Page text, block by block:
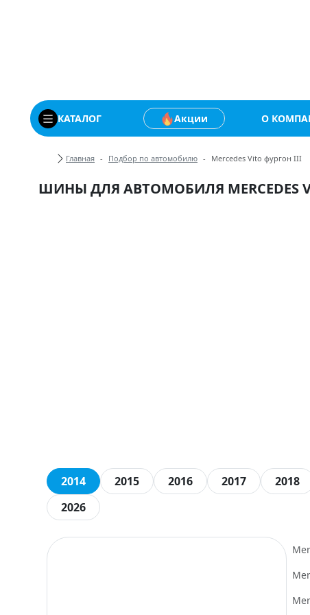
Купить
КАТАЛОГ Акции О
Хлебные крошки
Главная Подбор по автомобилю Mercedes Vito фургон III
ШИНЫ ДЛЯ АВТОМОБИЛЯ MERCEDES
2014 2015 2016 2017 2018
2026